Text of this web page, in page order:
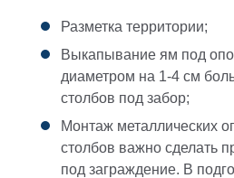
Разметка территории;
Выкапывание ям под
диаметром на 1-4 см
столбов под забор;
Монтаж металлических
столбов важно сделать
под заграждение. В